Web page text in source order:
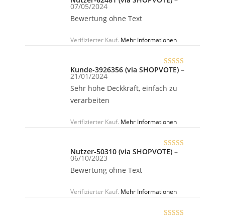
07/05/2024
Bewertung ohne Text
Verifizierter Kauf. Mehr Informationen
Bewertet
Kunde-3926356 (via SHOPVOTE) –
21/01/2024
Sehr hohe Deckkraft, einfach zu
verarbeiten
Verifizierter Kauf. Mehr Informationen
Bewertet
Nutzer-50310 (via SHOPVOTE) –
06/10/2023
Bewertung ohne Text
Verifizierter Kauf. Mehr Informationen